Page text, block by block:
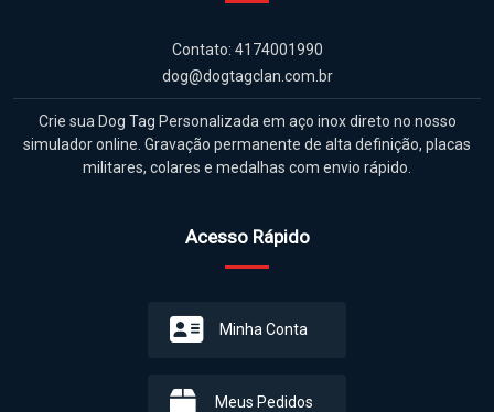
Contato: 4174001990
dog@dogtagclan.com.br
Crie sua Dog Tag Personalizada em aço inox direto no nosso
simulador online. Gravação permanente de alta definição, placas
militares, colares e medalhas com envio rápido.
Acesso Rápido
Minha Conta
Meus Pedidos